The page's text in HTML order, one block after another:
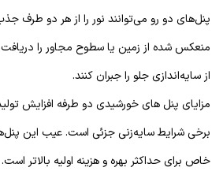
پنل‌های دو رو می‌توانند نور را از هر دو طرف
منعکس شده از زمین یا سطوح مجاور را
از سایه‌اندازی جلو را جبران کنند.
مزایای پنل های خورشیدی دو طرفه افزایش
برخی شرایط سایه‌زنی جزئی است. عیب این
خاص برای حداکثر بهره و هزینه اولیه بالاتر است.